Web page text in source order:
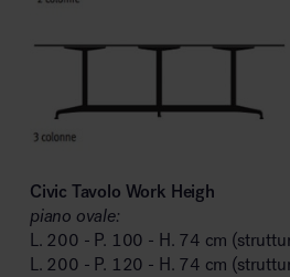
Civic Tavolo Work Heigh
piano ovale:
L. 200 - P. 100 - H. 74 cm
L. 200 - P. 120 - H. 74 cm